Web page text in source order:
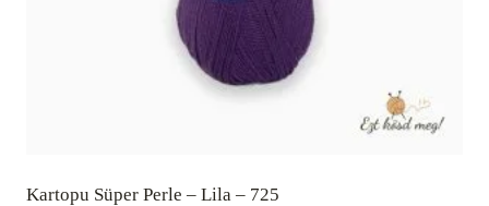
Kartopu Süper Perle – Lila – 725